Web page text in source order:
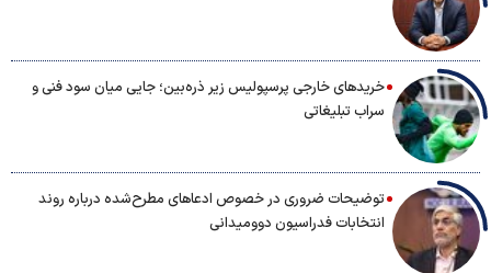
خریدهای خارجی پرسپولیس زیر ذره‌بین؛ جایی میان سود فنی و
سراب تبلیغاتی
توضیحات ضروری در خصوص ادعاهای مطرح‌شده درباره روند
انتخابات فدراسیون دوومیدانی